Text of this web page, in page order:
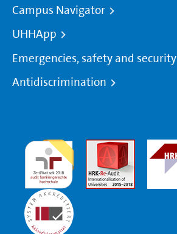
Campus Navigator
UHHApp
Emergencies, safety and security
Antidiscrimination